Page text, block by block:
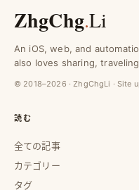
ZhgChg.Li
An iOS, web, and
also loves sharing,
© 2018–2026 · ZhgChgLi · Site
読む
全ての記事
カテゴリー
タグ